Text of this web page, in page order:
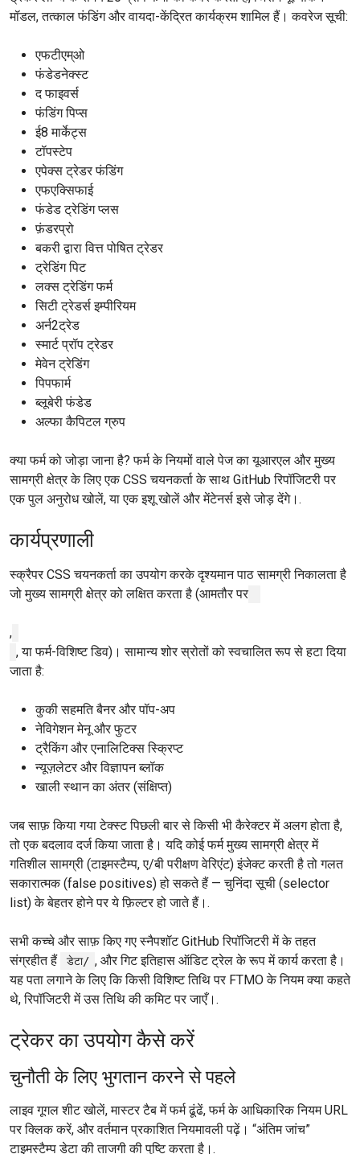
मॉडल, तत्काल फंडिंग और वायदा-केंद्रित कार्यक्रम शामिल हैं। कवरेज सूची:
एफटीएम्ओ
फंडेडनेक्स्ट
द फाइवर्स
फंडिंग पिप्स
ई8 मार्केट्स
टॉपस्टेप
एपेक्स ट्रेडर फंडिंग
एफएक्सिफाई
फंडेड ट्रेडिंग प्लस
फ़ंडरप्रो
बकरी द्वारा वित्त पोषित ट्रेडर
ट्रेडिंग पिट
लक्स ट्रेडिंग फर्म
सिटी ट्रेडर्स इम्पीरियम
अर्न2ट्रेड
स्मार्ट प्रॉप ट्रेडर
मेवेन ट्रेडिंग
पिपफार्म
ब्लूबेरी फंडेड
अल्फा कैपिटल ग्रुप
क्या फर्म को जोड़ा जाना है? फर्म के नियमों वाले पेज का यूआरएल और मुख्य
सामग्री क्षेत्र के लिए एक CSS चयनकर्ता के साथ GitHub रिपॉजिटरी पर
एक पुल अनुरोध खोलें, या एक इशू खोलें और मेंटेनर्स इसे जोड़ देंगे।.
कार्यप्रणाली
स्क्रैपर CSS चयनकर्ता का उपयोग करके दृश्यमान पाठ सामग्री निकालता है
जो मुख्य सामग्री क्षेत्र को लक्षित करता है (आमतौर पर
,
, या फर्म-विशिष्ट डिव)। सामान्य शोर स्रोतों को स्वचालित रूप से हटा दिया
जाता है:
कुकी सहमति बैनर और पॉप-अप
नेविगेशन मेनू और फुटर
ट्रैकिंग और एनालिटिक्स स्क्रिप्ट
न्यूज़लेटर और विज्ञापन ब्लॉक
खाली स्थान का अंतर (संक्षिप्त)
जब साफ़ किया गया टेक्स्ट पिछली बार से किसी भी कैरेक्टर में अलग होता है,
तो एक बदलाव दर्ज किया जाता है। यदि कोई फर्म मुख्य सामग्री क्षेत्र में
गतिशील सामग्री (टाइमस्टैम्प, ए/बी परीक्षण वेरिएंट) इंजेक्ट करती है तो गलत
सकारात्मक (false positives) हो सकते हैं — चुनिंदा सूची (selector
list) के बेहतर होने पर ये फ़िल्टर हो जाते हैं।.
सभी कच्चे और साफ़ किए गए स्नैपशॉट GitHub रिपॉजिटरी में के तहत
संग्रहीत हैं
डेटा/ , और गिट इतिहास ऑडिट ट्रेल के रूप में कार्य करता है।
यह पता लगाने के लिए कि किसी विशिष्ट तिथि पर FTMO के नियम क्या कहते
थे, रिपॉजिटरी में उस तिथि की कमिट पर जाएँ।.
ट्रेकर का उपयोग कैसे करें
चुनौती के लिए भुगतान करने से पहले
लाइव गूगल शीट खोलें, मास्टर टैब में फर्म ढूंढें, फर्म के आधिकारिक नियम URL
पर क्लिक करें, और वर्तमान प्रकाशित नियमावली पढ़ें। “अंतिम जांच”
टाइमस्टैम्प डेटा की ताजगी की पुष्टि करता है।.